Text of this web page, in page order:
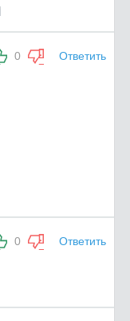
0 Ответить
0 Ответить